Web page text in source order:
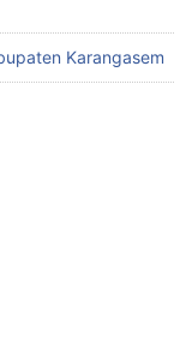
Karangasem